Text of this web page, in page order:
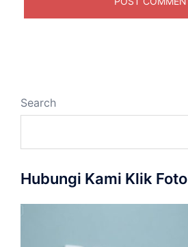
Search
Hubungi Kami Klik Foto